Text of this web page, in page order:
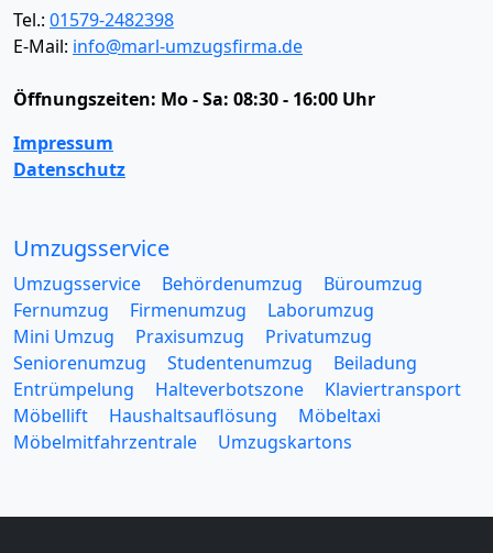
Tel.: 01579-2482398
E-Mail: info@marl-umzugsfirma.de
Öffnungszeiten: Mo - Sa: 08:30 - 16:00 Uhr
Impressum
Datenschutz
Umzugsservice
Umzugsservice Behördenumzug
Büroumzug
Fernumzug
Firmenumzug
Laborumzug
Mini Umzug
Praxisumzug
Privatumzug
Seniorenumzug
Studentenumzug
Beiladung
Entrümpelung
Halteverbotszone
Klaviertransport
Möbellift
Haushaltsauflösung
Möbeltaxi
Möbelmitfahrzentrale
Umzugskartons